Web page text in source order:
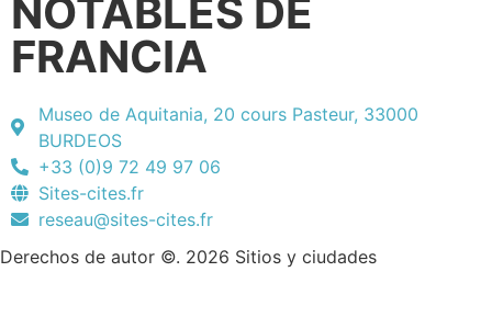
NOTABLES DE
FRANCIA
Museo de Aquitania, 20 cours Pasteur, 33000
BURDEOS
+33 (0)9 72 49 97 06
Sites-cites.fr
reseau@sites-cites.fr
Derechos de autor ©. 2026 Sitios y ciudades